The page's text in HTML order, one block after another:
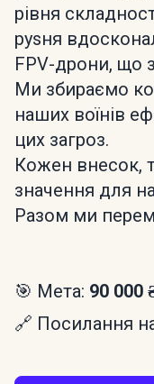
рівня
руsня
FPV-дрони, що
Ми збираємо
наших воїнів
цих загроз.
Кожен внесок,
значення для
Разом ми
🎯 Мета: 90 000
🔗 Посилання